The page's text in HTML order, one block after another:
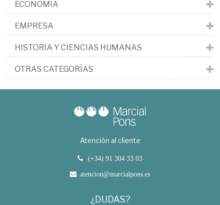
ECONOMÍA
EMPRESA
HISTORIA Y CIENCIAS HUMANAS
OTRAS CATEGORÍAS
Atención al cliente
(+34) 91 304 33 03
atencion@marcialpons.es
¿DUDAS?